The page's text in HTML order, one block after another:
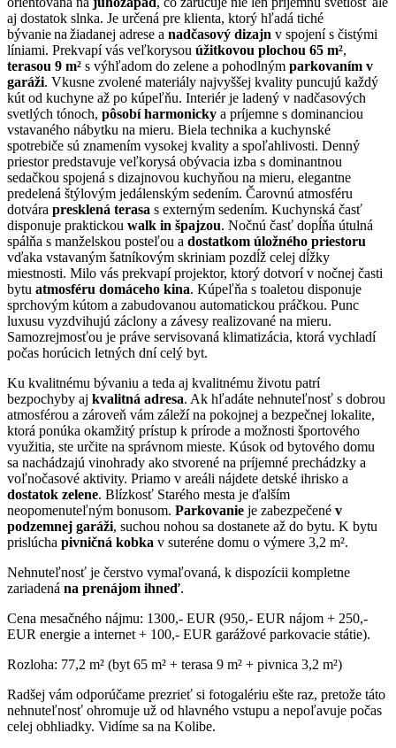
aj dostatok slnka. Je určená pre klienta, ktorý hľadá tiché
bývanie na žiadanej adrese a nadčasový dizajn v spojení s čistými
líniami. Prekvapí vás veľkorysou úžitkovou plochou 65 m²,
terasou 9 m² s výhľadom do zelene a pohodlným parkovaním v
garáži. Vkusne zvolené materiály najvyššej kvality puncujú každý
kút od kuchyne až po kúpeľňu. Interiér je ladený v nadčasových
svetlých tónoch, pôsobí harmonicky a príjemne s dominanciou
vstavaného nábytku na mieru. Biela technika a kuchynské
spotrebiče sú znamením vysokej kvality a spoľahlivosti. Denný
priestor predstavuje veľkorysá obývacia izba s dominantnou
sedačkou spojená s dizajnovou kuchyňou na mieru, elegantne
predelená štýlovým jedálenským sedením. Čarovnú atmosféru
dotvára presklená terasa s externým sedením. Kuchynská časť
disponuje praktickou walk in špajzou. Nočnú časť dopĺňa útulná
spálňa s manželskou posteľou a dostatkom úložného priestoru
vďaka vstavaným šatníkovým skriniam pozdĺž celej dĺžky
miestnosti. Milo vás prekvapí projektor, ktorý dotvorí v nočnej časti
bytu atmosféru domáceho kina. Kúpeľňa s toaletou disponuje
sprchovým kútom a zabudovanou automatickou práčkou. Punc
luxusu vyzdvihujú záclony a závesy realizované na mieru.
Samozrejmosťou je práve servisovaná klimatizácia, ktorá vychladí
počas horúcich letných dní celý byt.
Ku kvalitnému bývaniu a teda aj kvalitnému životu patrí
bezpochyby aj kvalitná adresa. Ak hľadáte nehnuteľnosť s dobrou
atmosférou a zároveň vám záleží na pokojnej a bezpečnej lokalite,
ktorá ponúka okamžitý prístup k prírode a možnosti športového
využitia, ste určite na správnom mieste. Kúsok od bytového domu
sa nachádzajú vinohrady ako stvorené na príjemné prechádzky a
voľnočasové aktivity. Priamo v areáli nájdete detské ihrisko a
dostatok zelene. Blízkosť Starého mesta je ďalším
neopomenuteľným bonusom. Parkovanie je zabezpečené v
podzemnej garáži, suchou nohou sa dostanete až do bytu. K bytu
prislúcha pivničná kobka v suteréne domu o výmere 3,2 m².
Nehnuteľnosť je čerstvo vymaľovaná, k dispozícii kompletne
zariadená na prenájom ihneď.
Cena mesačného nájmu: 1300,- EUR (950,- EUR nájom + 250,-
EUR energie a internet + 100,- EUR garážové parkovacie státie).
Rozloha: 77,2 m² (byt 65 m² + terasa 9 m² + pivnica 3,2 m²)
Radšej vám odporúčame prezrieť si fotogalériu ešte raz, pretože táto
nehnuteľnosť ohromuje už od hlavného vstupu a nepoľavuje počas
celej obhliadky. Vidíme sa na Kolibe.